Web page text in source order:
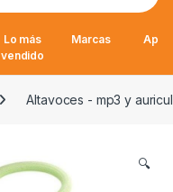
Lo más
vendido
Marcas
Altavoces - mp3 y
🔍